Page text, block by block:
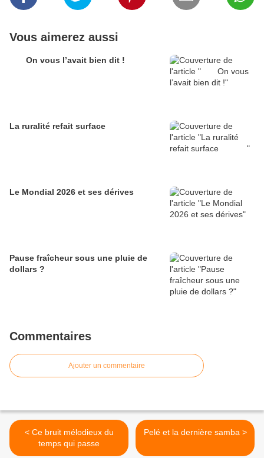
Vous aimerez aussi
On vous l’avait bien dit !
Le Mondial 2026 et ses dérives
Pause fraîcheur sous une pluie de
dollars ?
Commentaires
Ajouter un commentaire
< Ce bruit mélodieux du
temps qui passe
Pelé et la dernière samba >